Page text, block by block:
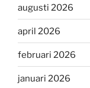
augusti 2026
april 2026
februari 2026
januari 2026